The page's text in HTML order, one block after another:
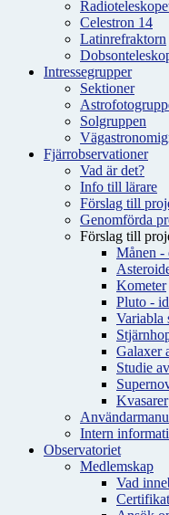
Celestron 14
Latinrefraktorn
Intressegrupper
Sektioner
Solgruppen
Fjärrobservationer
Vad är det?
Info till lärare
Förslag till
Genomförda
Förslag till
Månen -
Kometer
Pluto -
Variabla
Galaxer
Studie
Kvasarer
Intern
Observatoriet
Medlemskap
Vad
Certifikat